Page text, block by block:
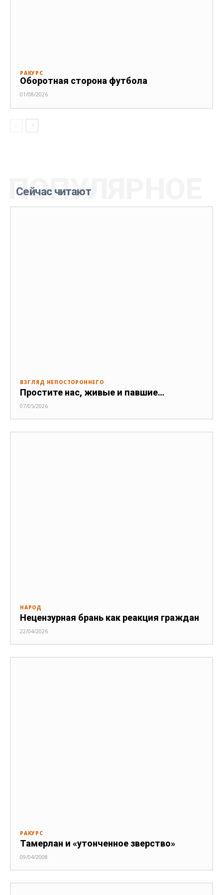
РАКУРС
Оборотная сторона футбола
01/08/2026
Сейчас читают
ПОПУЛЯРНОЕ
ВЗГЛЯД НЕПОСТОРОННЕГО
Простите нас, живые и павшие…
07/05/2026
НАРОД
Нецензурная брань как реакция граждан
22/04/2026
РАКУРС
Тамерлан и «утонченное зверство»
09/04/2008